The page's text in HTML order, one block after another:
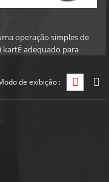
operação simples de
kartÉ adequado para
e encostas para trilhos
desejada quando
de parada /
de exibição :